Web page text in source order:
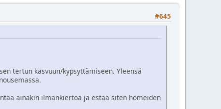
#645
tertun kasvuun/kypsyttämiseen. Yleensä
ainakin ilmankiertoa ja estää siten homeiden